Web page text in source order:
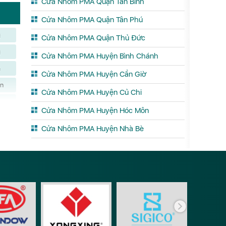
Cửa Nhôm PMA Quận Tân Phú
Cửa Nhôm PMA Quận Thủ Đức
Cửa Nhôm PMA Huyện Bình Chánh
Cửa Nhôm PMA Huyện Cần Giờ
Cửa Nhôm PMA Huyện Củ Chi
Cửa Nhôm PMA Huyện Hóc Môn
Cửa Nhôm PMA Huyện Nhà Bè